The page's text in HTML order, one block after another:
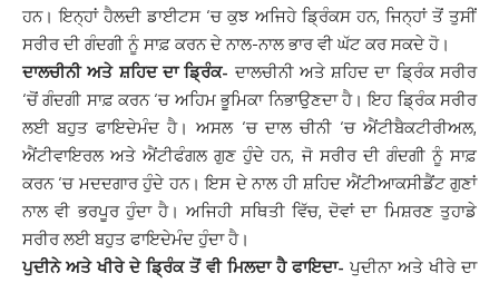
ਹਨ। ਇਨ੍ਹਾਂ ਹੈਲਦੀ ਡਾਈਟਸ ‘ਚ ਕੁਝ ਅਜਿਹੇ ਡ੍ਰਿੰਕਸ ਹਨ, ਜਿਨ੍ਹਾਂ ਤੋਂ ਤੁਸੀਂ
ਸਰੀਰ ਦੀ ਗੰਦਗੀ ਨੂੰ ਸਾਫ਼ ਕਰਨ ਦੇ ਨਾਲ-ਨਾਲ ਭਾਰ ਵੀ ਘੱਟ ਕਰ ਸਕਦੇ ਹੋ।
ਦਾਲਚੀਨੀ ਅਤੇ ਸ਼ਹਿਦ ਦਾ ਡ੍ਰਿੰਕ- ਦਾਲਚੀਨੀ ਅਤੇ ਸ਼ਹਿਦ ਦਾ ਡ੍ਰਿੰਕ ਸਰੀਰ
‘ਚੋਂ ਗੰਦਗੀ ਸਾਫ਼ ਕਰਨ ‘ਚ ਅਹਿਮ ਭੂਮਿਕਾ ਨਿਭਾਉਣਦਾ ਹੈ। ਇਹ ਡ੍ਰਿੰਕ ਸਰੀਰ
ਲਈ ਬਹੁਤ ਫਾਇਦੇਮੰਦ ਹੈ। ਅਸਲ ‘ਚ ਦਾਲ ਚੀਨੀ ‘ਚ ਐਂਟੀਬੈਕਟੀਰੀਅਲ,
ਐਂਟੀਵਾਇਰਲ ਅਤੇ ਐਂਟੀਫੰਗਲ ਗੁਣ ਹੁੰਦੇ ਹਨ, ਜੋ ਸਰੀਰ ਦੀ ਗੰਦਗੀ ਨੂੰ ਸਾਫ਼
ਕਰਨ ‘ਚ ਮਦਦਗਾਰ ਹੁੰਦੇ ਹਨ। ਇਸ ਦੇ ਨਾਲ ਹੀ ਸ਼ਹਿਦ ਐਂਟੀਆਕਸੀਡੈਂਟ ਗੁਣਾਂ
ਨਾਲ ਵੀ ਭਰਪੂਰ ਹੁੰਦਾ ਹੈ। ਅਜਿਹੀ ਸਥਿਤੀ ਵਿੱਚ, ਦੋਵਾਂ ਦਾ ਮਿਸ਼ਰਣ ਤੁਹਾਡੇ
ਸਰੀਰ ਲਈ ਬਹੁਤ ਫਾਇਦੇਮੰਦ ਹੁੰਦਾ ਹੈ।
ਪੁਦੀਨੇ ਅਤੇ ਖੀਰੇ ਦੇ ਡ੍ਰਿੰਕ ਤੋਂ ਵੀ ਮਿਲਦਾ ਹੈ ਫਾਇਦਾ- ਪੁਦੀਨਾ ਅਤੇ ਖੀਰੇ ਦਾ